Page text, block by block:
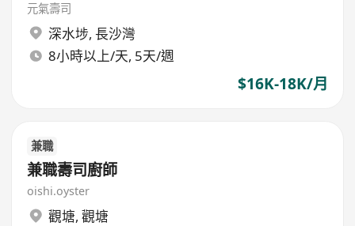
元氣壽司
深水埗, 長沙灣
8小時以上/天, 5天/週
$16K-18K/月
兼職
兼職壽司廚師
oishi.oyster
觀塘, 觀塘